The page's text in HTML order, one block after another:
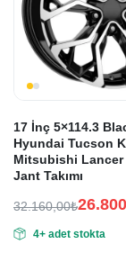
17 İnç 5×114.3
Hyundai Tucson
Mitsubishi Lancer
Jant Takımı
32.160,00₺
fiyat:
andaki
4+ adet stokta